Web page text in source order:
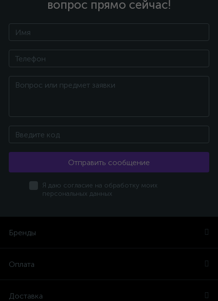
вопрос прямо сейчас!
Отправить сообщение
Я даю согласие на обработку моих
персональных данных
Бренды
Оплата
Доставка